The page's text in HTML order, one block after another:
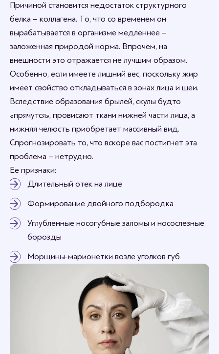
Причиной становится недостаток структурного
белка – коллагена. То, что со временем он
вырабатывается в организме медленнее –
заложенная природой норма. Впрочем, на
внешности это отражается не лучшим образом.
Особенно, если имеете лишний вес, поскольку жир
имеет свойство откладываться в зонах лица и шеи.
Вследствие образования брылей, скулы будто
«прячутся», провисают ткани нижней части лица, а
нижняя челюсть приобретает массивный вид.
Спрогнозировать то, что вскоре вас постигнет эта
проблема – нетрудно.
Ее признаки:
Длительный отек на лице
Формирование двойного подбородка
Углубленные носогубные заломы и носослезные
борозды
Морщины-марионетки возле уголков губ